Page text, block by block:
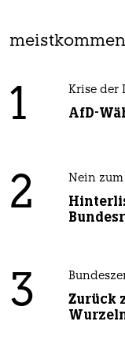
1 Krise der
AfD-
2 Nein
3
Zurück